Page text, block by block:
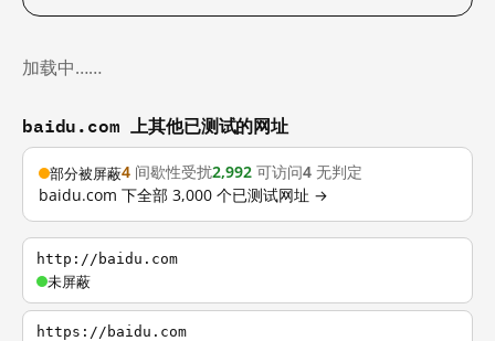
加载中……
baidu.com 上其他已测试的网址
部分被屏蔽4 间歇性受扰2,992 可访问4 无判定
baidu.com 下全部 3,000 个已测试网址 →
http://baidu.com
未屏蔽
https://baidu.com